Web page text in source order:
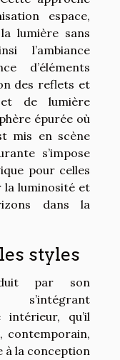
espace,
lumière sans
l’ambiance
d’éléments
des reflets et
de lumière
épurée où
mis en scène
s’impose
pour celles
la luminosité et
dans la
styles
par son
s’intégrant
qu’il
contemporain,
à la conception